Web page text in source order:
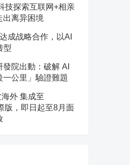
技探索互联网+相亲
出离异困境
成战略合作，以AI
型
院出動：破解 AI
一公里」驗證難題
外 集成至
版，即日起至8月面